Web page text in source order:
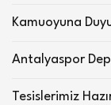
Kamuoyuna
Antalyaspor
Tesislerimiz